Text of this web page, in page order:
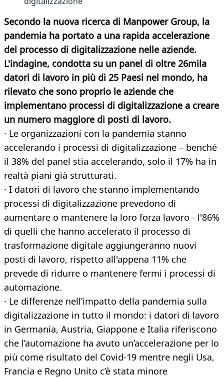
Secondo la nuova ricerca di Manpower Group, la
pandemia ha portato a una rapida accelerazione
del processo di digitalizzazione nelle aziende.
L'indagine, condotta su un panel di oltre 26mila
datori di lavoro in più di 25 Paesi nel mondo, ha
rilevato che sono proprio le aziende che
implementano processi di digitalizzazione a creare
un numero maggiore di posti di lavoro.
· Le organizzazioni con la pandemia stanno
accelerando i processi di digitalizzazione – benché
il 38% del panel stia accelerando, solo il 17% ha in
realtà piani già strutturati.
· I datori di lavoro che stanno implementando
processi di digitalizzazione prevedono di
aumentare o mantenere la loro forza lavoro - l'86%
di quelli che hanno accelerato il processo di
trasformazione digitale aggiungeranno nuovi
posti di lavoro, rispetto all'appena 11% che
prevede di ridurre o mantenere fermi i processi di
automazione.
· Le differenze nell’impatto della pandemia sulla
digitalizzazione in tutto il mondo: i datori di lavoro
in Germania, Austria, Giappone e Italia riferiscono
che l’automazione ha avuto un’accelerazione per lo
più come risultato del Covid-19 mentre negli Usa,
Francia e Regno Unito c’è stata minore